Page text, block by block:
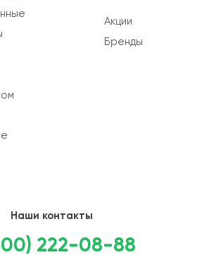
Акции
Бренды
Наши контакты
222-08-88